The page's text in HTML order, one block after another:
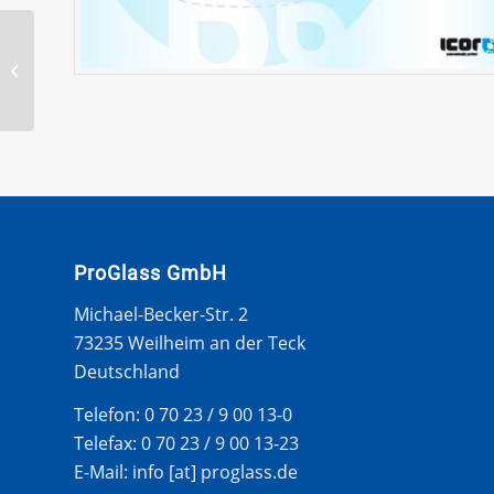
ProGlass GmbH
Michael-Becker-Str. 2
73235 Weilheim an der Teck
Deutschland
Telefon: 0 70 23 / 9 00 13-0
Telefax: 0 70 23 / 9 00 13-23
E-Mail: info [at] proglass.de